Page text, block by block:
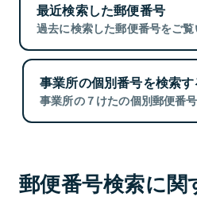
最近検索した郵便番号
過去に検索した郵便番号をご覧
事業所の個別番号を検索す
事業所の７けたの個別郵便番
郵便番号検索に関